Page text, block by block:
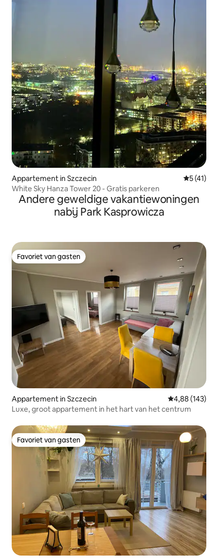
Appartement in Szczecin
5 (41)
White Sky Hanza Tower 20 - Gratis parkeren
Andere geweldige vakantiewoningen
nabij Park Kasprowicza
Favoriet van gasten
Favoriet van gasten
Appartement in Szczecin Gemiddelde
4,88 (143)
Luxe, groot appartement in het hart van het centrum
Favoriet van gasten
Favoriet van gasten